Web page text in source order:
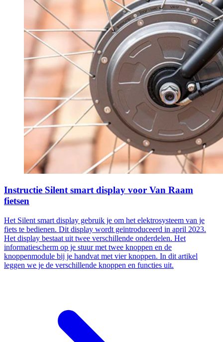
Instructie Silent smart display voor Van Raam
fietsen
Het Silent smart display gebruik je om het elektrosysteem van je
fiets te bedienen. Dit display wordt geïntroduceerd in april 2023.
Het display bestaat uit twee verschillende onderdelen. Het
informatiescherm op je stuur met twee knoppen en de
knoppenmodule bij je handvat met vier knoppen. In dit artikel
leggen we je de verschillende knoppen en functies uit.